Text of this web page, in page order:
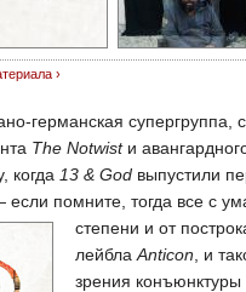
›
германская супергруппа,
The Notwistи
когда 13 & God выпустили
помните, тогда все с
степени и от
лейбла Anticon , и
зрения